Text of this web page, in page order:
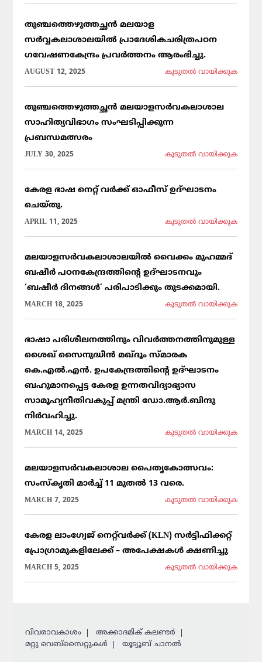
തുഞ്ചത്തെഴുത്തച്ഛൻ മലയാള
സർവ്വകലാശാലയിൽ പ്രാദേശികചരിത്രപഠന
ഗവേഷണകേന്ദ്രം പ്രവർത്തനം ആരംഭിച്ചു.
AUGUST 12, 2025 കൂടുതല്‍ വായിക്കുക
തുഞ്ചത്തെഴുത്തച്ഛൻ മലയാളസർവകലാശാല
സാഹിത്യവിഭാഗം സംഘടിപ്പിക്കുന്ന
പ്രബന്ധമത്സരം
JULY 30, 2025 കൂടുതല്‍ വായിക്കുക
കേരള ഭാഷ നെറ്റ് വർക്ക് ഓഫീസ് ഉദ്ഘാടനം
ചെയ്തു.
APRIL 11, 2025 കൂടുതല്‍ വായിക്കുക
മലയാളസർവകലാശാലയിൽ വൈക്കം മുഹമ്മദ്
ബഷീർ പഠനകേന്ദ്രത്തിന്റെ ഉദ്ഘാടനവും
‘ബഷീർ ദിനങ്ങൾ’ പരിപാടിക്കും തുടക്കമായി.
MARCH 18, 2025 കൂടുതല്‍ വായിക്കുക
ഭാഷാ പരിശീലനത്തിനും വിവർത്തനത്തിനുമുള്ള
ശൈഖ് സൈനുദ്ധീൻ മഖ്ദൂം സ്മാരക
കെ.എൽ.എൻ. ഉപകേന്ദ്രത്തിന്റെ ഉദ്ഘാടനം
ബഹുമാനപ്പെട്ട കേരള ഉന്നതവിദ്യാഭ്യാസ
സാമൂഹ്യനീതിവകുപ്പ് മന്ത്രി ഡോ.ആർ.ബിന്ദു
നിർവഹിച്ചു.
MARCH 14, 2025 കൂടുതല്‍ വായിക്കുക
മലയാളസർവകലാശാല പൈതൃകോത്സവം:
സംസ്കൃതി മാർച്ച് 11 മുതൽ 13 വരെ.
MARCH 7, 2025 കൂടുതല്‍ വായിക്കുക
കേരള ലാംഗ്വേജ് നെറ്റ്‌വർക്ക് (KLN) സർട്ടിഫിക്കറ്റ്
പ്രോഗ്രാമുകളിലേക്ക് – അപേക്ഷകൾ ക്ഷണിച്ചു
MARCH 5, 2025 കൂടുതല്‍ വായിക്കുക
വിവരാവകാശം
അക്കാദമിക് കലണ്ടര്‍
മറ്റു വെബ്സൈറ്റുകള്‍
യൂട്യൂബ് ചാനൽ